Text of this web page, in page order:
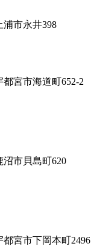
浦市永井398
都宮市海道町652-2
沼市貝島町620
都宮市下岡本町2496